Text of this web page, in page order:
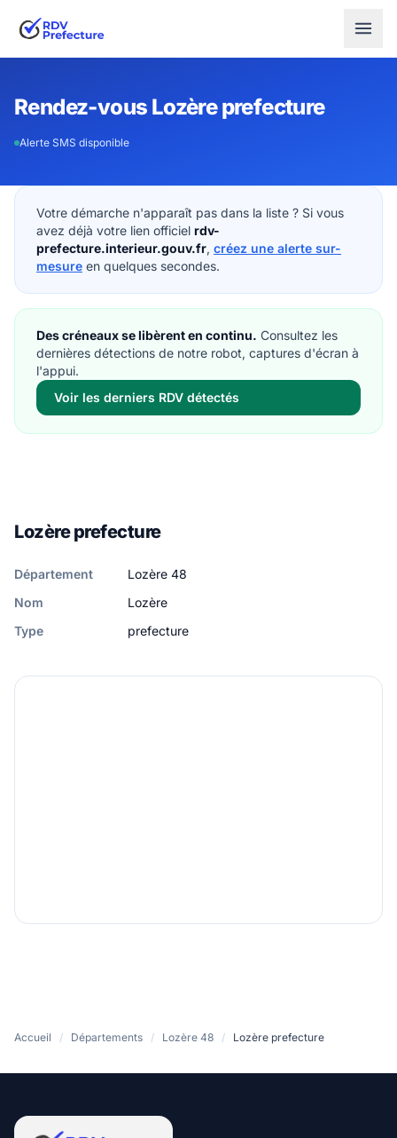
Rendez-vous Lozère prefecture
Alerte SMS disponible
Votre démarche n'apparaît pas dans la liste ? Si vous
avez déjà votre lien officiel rdv-
prefecture.interieur.gouv.fr, créez une alerte sur-
mesure en quelques secondes.
Des créneaux se libèrent en continu. Consultez les
dernières détections de notre robot, captures d'écran à
l'appui.
Voir les derniers RDV détectés
Lozère prefecture
Département
Lozère 48
Nom
Lozère
Type
prefecture
Accueil / Départements / Lozère 48 / Lozère prefecture